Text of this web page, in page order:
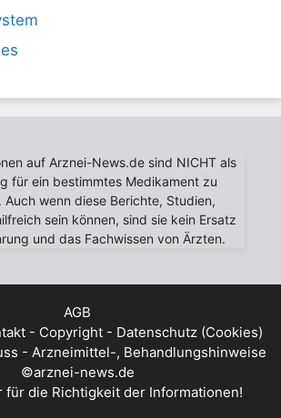
auf Arznei-News.de sind NICHT als
für ein bestimmtes Medikament zu
Auch wenn diese Berichte, Studien,
sein können, sind sie kein Ersatz
und das Fachwissen von Ärzten.
AGB
- Copyright - Datenschutz (Cookies)
- Arzneimittel-, Behandlungshinweise
©arznei-news.de
für die Richtigkeit der Informationen!